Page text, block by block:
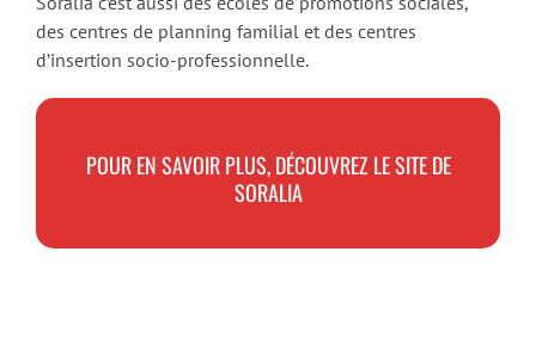
des centres de planning familial et des centres
d’insertion socio-professionnelle.
POUR EN SAVOIR PLUS, DÉCOUVREZ LE SITE DE
SORALIA